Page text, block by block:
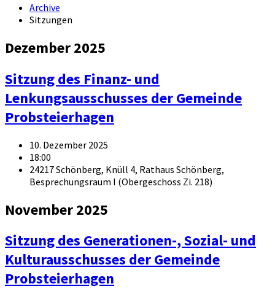
Archive
Sitzungen
Dezember 2025
Sitzung des Finanz- und
Lenkungsausschusses der Gemeinde
Probsteierhagen
10. Dezember 2025
18:00
24217 Schönberg, Knüll 4, Rathaus Schönberg,
Besprechungsraum I (Obergeschoss Zi. 218)
November 2025
Sitzung des Generationen-, Sozial- und
Kulturausschusses der Gemeinde
Probsteierhagen